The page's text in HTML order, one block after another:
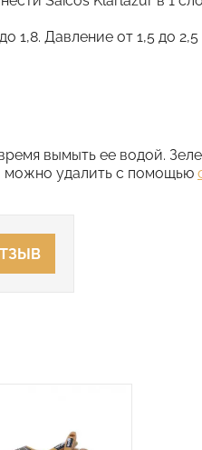
1,8. Давление от 1,5 до 2,5
вымыть ее водой.
можно удалить с помощью